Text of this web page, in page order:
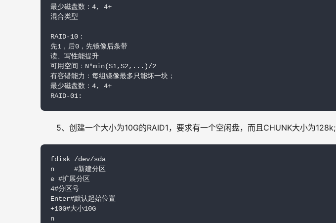
最少磁盘数：4, 4+
混合类型
RAID-10：
先1，后0，先镜像后条带
读、写性能提升
可用空间：N*min(S1,S2,...)/2
有容错能力：每组镜像最多只能坏一块；
最少磁盘数：4, 4+
RAID-01:
5、创建一个大小为10G的RAID1，要求有一个空闲盘，而且CHUNK大小为128k;
fdisk /dev/sda
n     #新建分区
e #扩展分区
4#分区号
Enter#默认起始位置
+10G#大小10G
n